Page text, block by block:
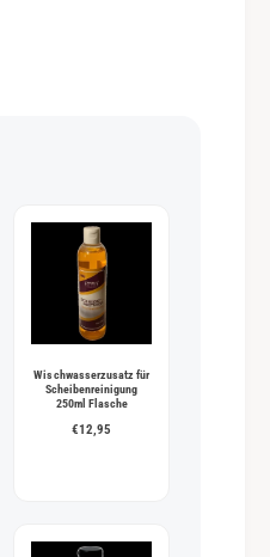
Wischwasserzusatz für
Scheibenreinigung
250ml Flasche
€12,95